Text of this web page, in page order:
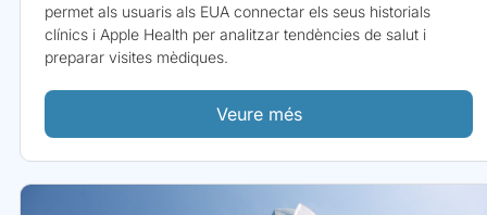
permet als usuaris als EUA connectar els seus historials
clínics i Apple Health per analitzar tendències de salut i
preparar visites mèdiques.
Veure més